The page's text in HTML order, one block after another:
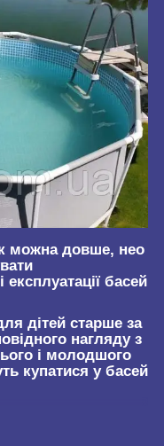
можна довше, нео
басей
дітей старше за
нагляду з
і молодшого
купатися у басей